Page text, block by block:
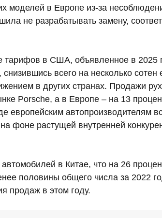
моделей в Европе из-за
не разрабатывать замену,
тарифов в США, объявленное в 2025
всего на несколько
в других странах. Продажи
Porsche, а в Европе – на 13
европейским автопроизводителям
фоне растущей внутренней
в Китае, что на 26
половины общего числа за 2022
продаж в этом году.